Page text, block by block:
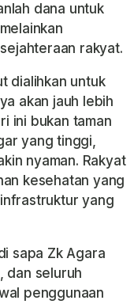
dana untuk
rakyat.
dialihkan untuk
akan jauh lebih
ini bukan taman
yang tinggi,
nyaman. Rakyat
kesehatan yang
yang
sapa Zk Agara
dan seluruh
penggunaan